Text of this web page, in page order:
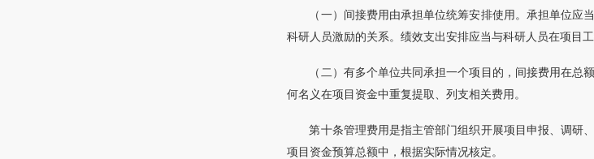
（一）间接费用由承担单位统筹安排使用。承担单位
科研人员激励的关系。绩效支出安排应当与科研人员在项目
（二）有多个单位共同承担一个项目的，间接费用在
何名义在项目资金中重复提取、列支相关费用。
第十条管理费用是指主管部门组织开展项目申报、调研
项目资金预算总额中，根据实际情况核定。